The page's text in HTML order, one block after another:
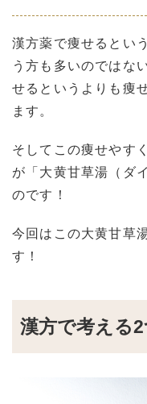
漢方薬で痩せるとい
う方も多いのではな
せるというよりも痩
ます。
そしてこの痩せやす
が「大黄甘草湯（ダ
のです！
今回はこの大黄甘草
す！
漢方で考える